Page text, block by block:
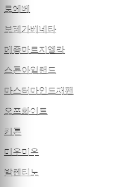
로에베
보테가베네타
메종마르지엘라
스톤아일랜드
마스터마인드재팬
오프화이트
키톤
미우미우
발렌티노